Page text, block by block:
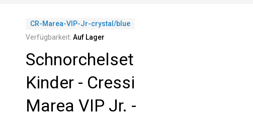
CR-Marea-VIP-Jr-crystal/blue
Verfügbarkeit: Auf Lager
Schnorchelset
Kinder - Cressi
Marea VIP Jr. -